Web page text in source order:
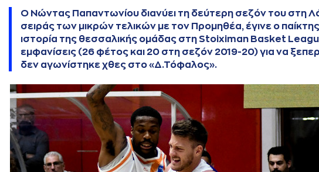
Ο Νώντας Παπαντωνίου διανύει τη δεύτερη σεζόν του στη
σειράς των μικρών τελικών με τον Προμηθέα, έγινε ο
ιστορία της θεσσαλικής ομάδας στη Stoiximan Basket
εμφανίσεις (26 φέτος και 20 στη σεζόν 2019-20) για να
δεν αγωνίστηκε χθες στο «Δ.Τόφαλος».